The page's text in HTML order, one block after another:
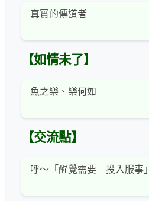
真實的傳道者
【如情未了】
魚之樂、樂何如
【交流點】
呼～「醒覺需要 投入服事」